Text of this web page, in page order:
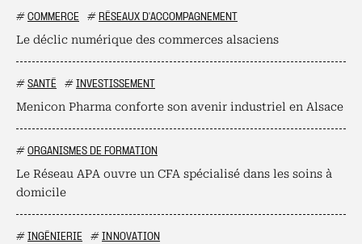
# COMMERCE # RÉSEAUX D'ACCOMPAGNEMENT
Le déclic numérique des commerces alsaciens
# SANTÉ # INVESTISSEMENT
Menicon Pharma conforte son avenir industriel en Alsace
# ORGANISMES DE FORMATION
Le Réseau APA ouvre un CFA spécialisé dans les soins à
domicile
# INGÉNIERIE # INNOVATION